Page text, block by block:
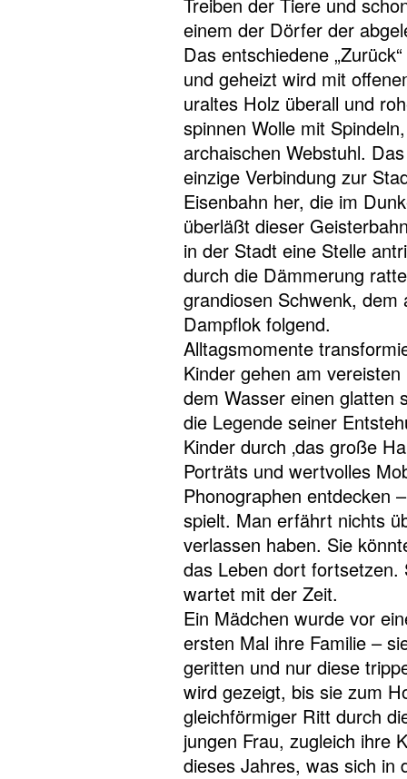
einem der Dörfer der
Das entschiedene
und geheizt wird mit
uraltes Holz überall und
spinnen Wolle mit
archaischen Webstuhl.
einzige Verbindung zur
Eisenbahn her, die im
überläßt dieser
in der Stadt eine Stelle
durch die Dämmerung
grandiosen Schwenk,
Dampflok folgend.
Alltagsmomente
Kinder gehen am
dem Wasser einen glatten
die Legende seiner
Kinder durch ‚das große
Porträts und wertvolles
Phonographen entdecken
spielt. Man erfährt nichts
verlassen haben. Sie
das Leben dort
wartet mit der Zeit.
Ein Mädchen wurde vor
ersten Mal ihre Familie –
geritten und nur diese
wird gezeigt, bis sie zum
gleichförmiger Ritt durch
jungen Frau, zugleich ihre
dieses Jahres, was sich in